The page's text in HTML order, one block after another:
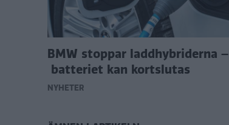
BMW stoppar laddhybriderna –
batteriet kan kortslutas
NYHETER